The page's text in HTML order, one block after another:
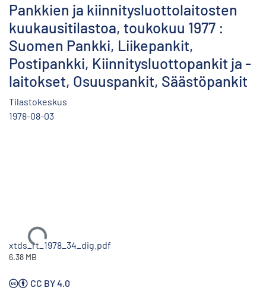
Pankkien ja kiinnitysluottolaitosten
kuukausitilastoa, toukokuu 1977 :
Suomen Pankki, Liikepankit,
Postipankki, Kiinnitysluottopankit ja -
laitokset, Osuuspankit, Säästöpankit
Tilastokeskus
1978-08-03
Ladataan...
xtds_rt_1978_34_dig.pdf
6.38 MB
CC BY 4.0